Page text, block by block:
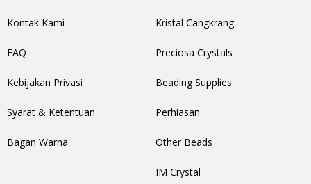
Kontak Kami
FAQ
Kebijakan Privasi
Syarat & Ketentuan
Bagan Warna
Kristal Cangkrang
Preciosa Crystals
Beading Supplies
Perhiasan
Other Beads
IM Crystal